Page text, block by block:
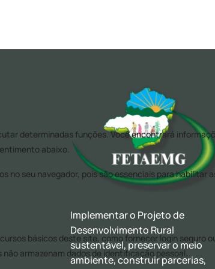
Implementar o Projeto de
Desenvolvimento Rural
sustentável, preservar o meio
ambiente, construir parcerias,